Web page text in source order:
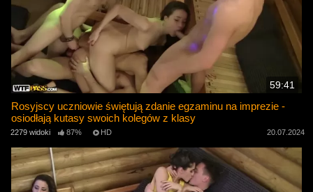
59:41
Rosyjscy uczniowie świętują zdanie egzaminu na imprezie -
osiodłają kutasy swoich kolegów z klasy
2279 widoki 87% HD 20.07.2024